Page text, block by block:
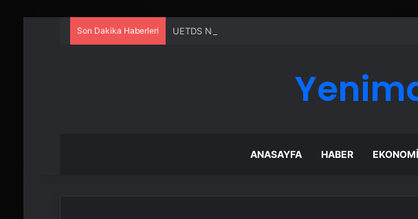
Son Dakika Haberleri UETDS Nedir ? Uetds.com İle Akıllı Dijital Taşımacılık
ANASAYFA HABER EKONOMI